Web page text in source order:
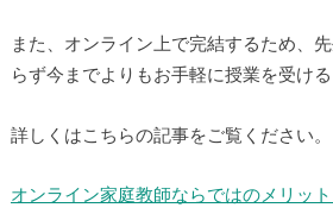
また、オンライン上で完結するため、
らず今までよりもお手軽に授業を受ける
詳しくはこちらの記事をご覧ください。
オンライン家庭教師ならではのメリッ